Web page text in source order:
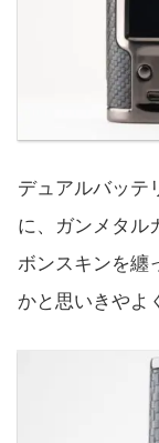
デュアルバッテ
に、ガンメタル
ボンスキンを纏
かと思いきやよ